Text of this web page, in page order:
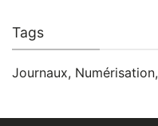
Tags
Journaux, Numérisation,